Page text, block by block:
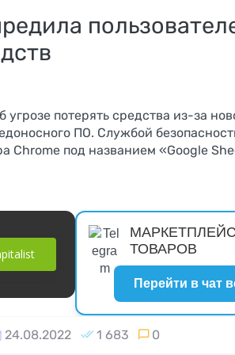
потерять средства из-за
ПО. Службой
Chrome под названием «Google
ТОВАРОВ
Перейти в чат
24.08.2022 1 683 0
Как получить
виртуальную карту